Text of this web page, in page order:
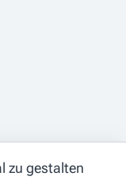
zu gestalten